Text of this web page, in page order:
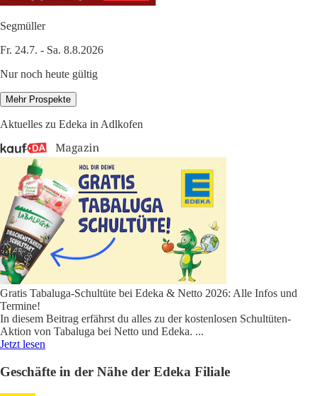
Segmüller
Fr. 24.7. - Sa. 8.8.2026
Nur noch heute gültig
Mehr Prospekte
Aktuelles zu Edeka in Adlkofen
Gratis Tabaluga-Schultüte bei Edeka & Netto 2026: Alle Infos und
Termine!
In diesem Beitrag erfährst du alles zu der kostenlosen Schultüten-
Aktion von Tabaluga bei Netto und Edeka. ...
Jetzt lesen
Geschäfte in der Nähe der Edeka Filiale